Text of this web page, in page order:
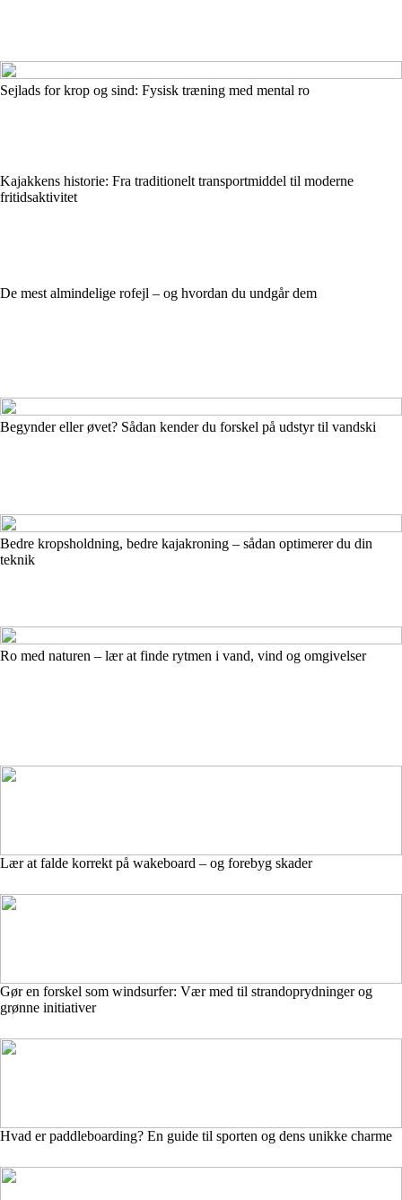
Sejlads for krop og sind: Fysisk træning med mental ro
Kajakkens historie: Fra traditionelt transportmiddel til moderne
fritidsaktivitet
De mest almindelige rofejl – og hvordan du undgår dem
Begynder eller øvet? Sådan kender du forskel på udstyr til vandski
Bedre kropsholdning, bedre kajakroning – sådan optimerer du din
teknik
Ro med naturen – lær at finde rytmen i vand, vind og omgivelser
Lær at falde korrekt på wakeboard – og forebyg skader
Gør en forskel som windsurfer: Vær med til strandoprydninger og
grønne initiativer
Hvad er paddleboarding? En guide til sporten og dens unikke charme